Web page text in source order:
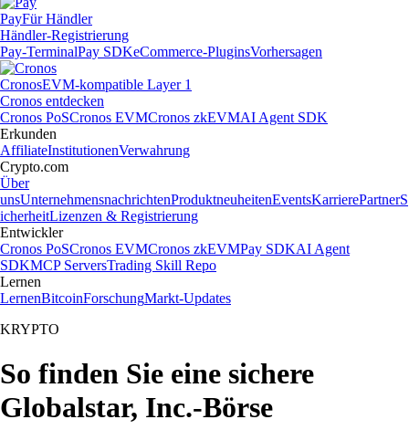
PayFür Händler
Händler-Registrierung
Pay-TerminalPay SDKeCommerce-PluginsVorhersagen
CronosEVM-kompatible Layer 1
Cronos entdecken
Cronos PoSCronos EVMCronos zkEVMAI Agent SDK
Erkunden
AffiliateInstitutionenVerwahrung
Crypto.com
Über
unsUnternehmensnachrichtenProduktneuheitenEventsKarrierePartnerS
icherheitLizenzen & Registrierung
Entwickler
Cronos PoSCronos EVMCronos zkEVMPay SDKAI Agent
SDKMCP ServersTrading Skill Repo
Lernen
LernenBitcoinForschungMarkt-Updates
KRYPTO
So finden Sie eine sichere
Globalstar, Inc.-Börse